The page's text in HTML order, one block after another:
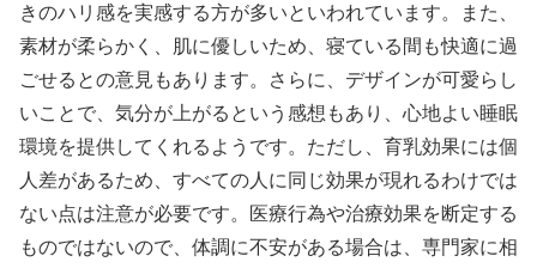
きのハリ感を実感する方が多いといわれています。また、
素材が柔らかく、肌に優しいため、寝ている間も快適に過
ごせるとの意見もあります。さらに、デザインが可愛らし
いことで、気分が上がるという感想もあり、心地よい睡眠
環境を提供してくれるようです。ただし、育乳効果には個
人差があるため、すべての人に同じ効果が現れるわけでは
ない点は注意が必要です。医療行為や治療効果を断定する
ものではないので、体調に不安がある場合は、専門家に相